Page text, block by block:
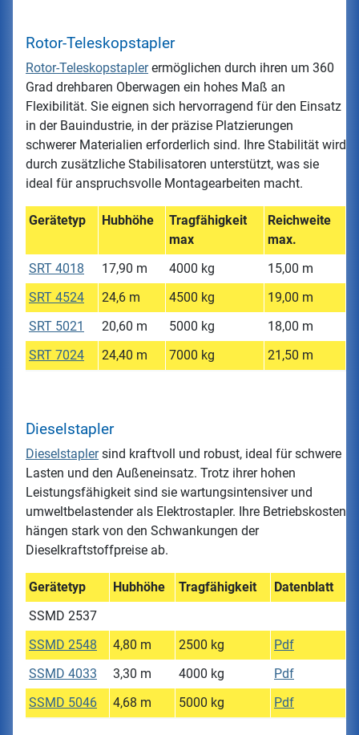
Rotor-Teleskopstapler
Rotor-Teleskopstaplerermöglichen durch ihren um 360
Grad drehbaren Oberwagen ein hohes Maß an
Flexibilität. Sie eignen sich hervorragend für den Einsatz
in der Bauindustrie, in der präzise Platzierungen
schwerer Materialien erforderlich sind. Ihre Stabilität wird
durch zusätzliche Stabilisatoren unterstützt, was sie
ideal für anspruchsvolle Montagearbeiten macht.
Gerätetyp Hubhöhe
Tragfähigkeit
max
Reichweite
max.
SRT 4018
17,90 m 4000 kg
15,00 m
SRT 4524
24,6 m 4500 kg
19,00 m
SRT 5021
20,60 m 5000 kg
18,00 m
SRT 7024
24,40 m 7000 kg 21,50 m
Dieselstapler
Dieselstaplersind kraftvoll und robust, ideal für schwere
Lasten und den Außeneinsatz. Trotz ihrer hohen
Leistungsfähigkeit sind sie wartungsintensiver und
umweltbelastender als Elektrostapler. Ihre Betriebskosten
hängen stark von den Schwankungen der
Dieselkraftstoffpreise ab.
Gerätetyp Hubhöhe Tragfähigkeit
Datenblatt
SSMD 2537
SSMD 2548
4,80 m 2500 kg
Pdf
SSMD 4033
3,30 m 4000 kg
Pdf
SSMD 5046
4,68 m 5000 kg Pdf